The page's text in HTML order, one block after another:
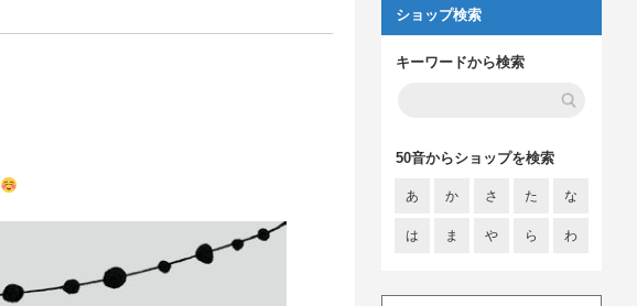
ショップ検索
キーワードから検索
50音からショップを検索
あ か さ た な
は ま や ら わ